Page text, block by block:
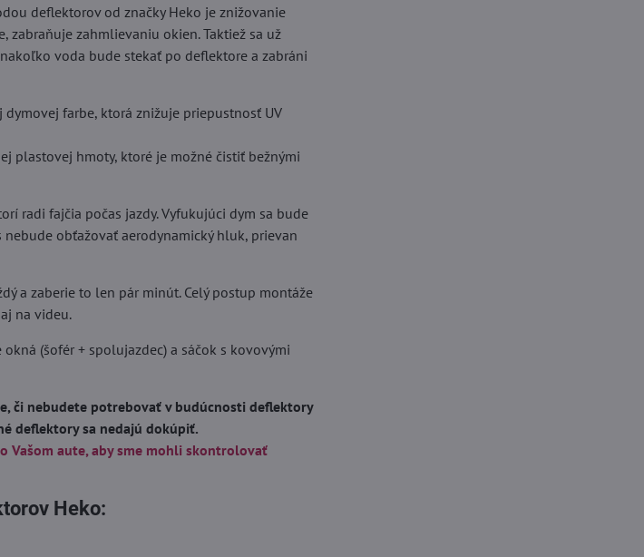
deflektorov od značky Heko je znižovanie
zahmlievaniu okien. Taktiež sa už
voda bude stekať po deflektore a zabráni
farbe, ktorá znižuje priepustnosť UV
plastovej hmoty, ktoré je možné čistiť bežnými
radi fajčia počas jazdy. Vyfukujúci dym sa bude
obťažovať aerodynamický hluk, prievan
a zaberie to len pár minút. Celý postup montáže
na videu.
(šofér + spolujazdec) a sáčok s kovovými
či nebudete potrebovať v budúcnosti deflektory
deflektory sa nedajú dokúpiť.
Vašom aute, aby sme mohli skontrolovať
Heko: